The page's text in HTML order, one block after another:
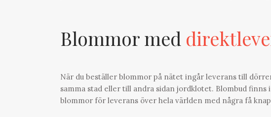
Blommor med
När du beställer blommor på nätet ingår leverans till
samma stad eller till andra sidan jordklotet. Blombud
blommor för leverans över hela världen med några få